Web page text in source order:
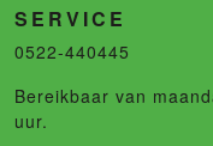
SERVICE
0522-440445
Bereikbaar van
uur.